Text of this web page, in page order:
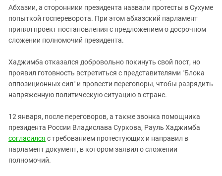
Абхазии, а сторонники президента назвали протесты в Сухуме
попыткой госпереворота. При этом абхазский парламент
принял проект постановления с предложением о досрочном
сложении полномочий президента.
Хаджимба отказался добровольно покинуть свой пост, но
проявил готовность встретиться с представителями "Блока
оппозиционных сил" и провести переговоры, чтобы разрядить
напряженную политическую ситуацию в стране.
12 января, после переговоров, а также звонка помощника
президента России Владислава Суркова, Рауль Хаджимба
согласился с требованием протестующих и направил в
парламент документ, в котором заявил о сложении
полномочий.